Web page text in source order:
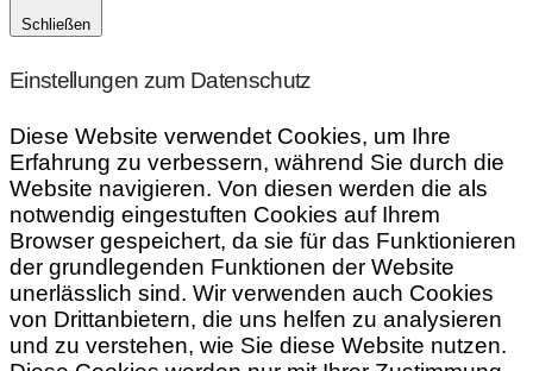
Schließen
Einstellungen zum Datenschutz
Diese Website verwendet Cookies, um Ihre
Erfahrung zu verbessern, während Sie durch die
Website navigieren. Von diesen werden die als
notwendig eingestuften Cookies auf Ihrem
Browser gespeichert, da sie für das Funktionieren
der grundlegenden Funktionen der Website
unerlässlich sind. Wir verwenden auch Cookies
von Drittanbietern, die uns helfen zu analysieren
und zu verstehen, wie Sie diese Website nutzen.